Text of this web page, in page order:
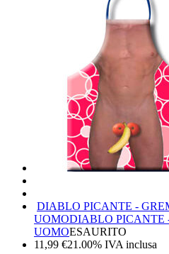
DIABLO PICANTE -
UOMODIABLO PICANTE
UOMOESAURITO
11,99 €21.00% IVA inclusa